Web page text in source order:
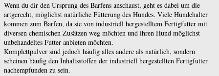
Wenn du dir den Ursprung des Barfens anschaust, geht es dabei um die
artgerecht, möglichst natürliche Fütterung des Hundes. Viele Hundehalter
kommen zum Barfen, da sie von industriell hergestelltem Fertigfutter mit
diversen chemischen Zusätzen weg möchten und ihren Hund möglichst
unbehandeltes Futter anbieten möchten.
Komplettpulver sind jedoch häufig alles andere als natürlich, sondern
scheinen häufig den Inhaltsstoffen der industriell hergestellten Fertigfutter
nachempfunden zu sein.